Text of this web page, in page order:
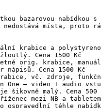
bazarovou nabídkou
nedostává místa, proto
krabice a
Cena 1500 Kč
orig. krabice,
Cena 1500 Kč
vč. zdroje,
One – video + audio
šikovně malý. Cena 500
mezi NB a
ospravedlní téhle